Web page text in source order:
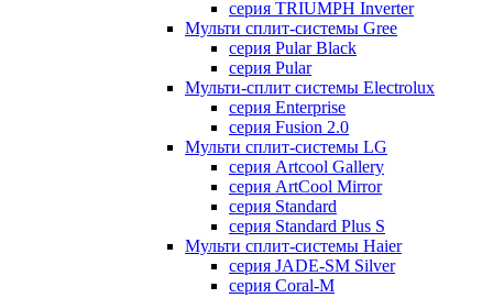
серия TRIUMPH Inverter
Мульти сплит-системы Gree
серия Pular Black
серия Pular
Мульти-сплит системы Electrolux
серия Enterprise
серия Fusion 2.0
Мульти сплит-системы LG
серия Artcool Gallery
серия ArtCool Mirror
серия Standard
серия Standard Plus S
Мульти сплит-системы Haier
серия JADE-SM Silver
серия Coral-M